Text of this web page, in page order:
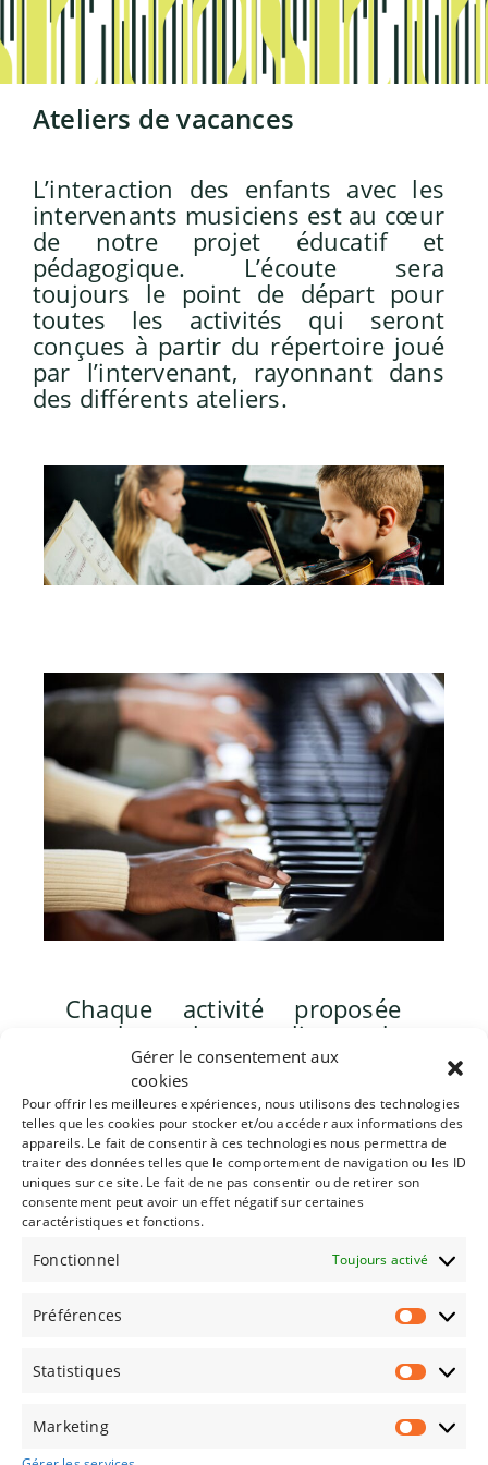
Gérer le consentement aux
cookies
Pour offrir les meilleures expériences, nous utilisons des technologies
telles que les cookies pour stocker et/ou accéder aux informations des
appareils. Le fait de consentir à ces technologies nous permettra de
traiter des données telles que le comportement de navigation ou les ID
uniques sur ce site. Le fait de ne pas consentir ou de retirer son
consentement peut avoir un effet négatif sur certaines
caractéristiques et fonctions.
Fonctionnel Toujours activé
Préférences
Statistiques
Marketing
Ateliers de vacances
L’interaction des enfants avec les
intervenants musiciens est au cœur
de notre projet éducatif et
pédagogique. L’écoute sera
toujours le point de départ pour
toutes les activités qui seront
conçues à partir du répertoire joué
par l’intervenant, rayonnant dans
des différents ateliers.
Chaque activité proposée
pendant les ateliers de
vacances a comme but
d’éveiller et développer
l’expression artistique chez
l’enfant. La mise à
disposition de différents
instruments d’éveil musical
adaptés à leur capacités
encadrants visent à guider
comme vecteur de
programme d’activités inclu dans